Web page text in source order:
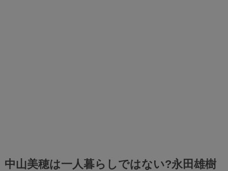
中山美穂は一人暮らしではない?永田雄樹